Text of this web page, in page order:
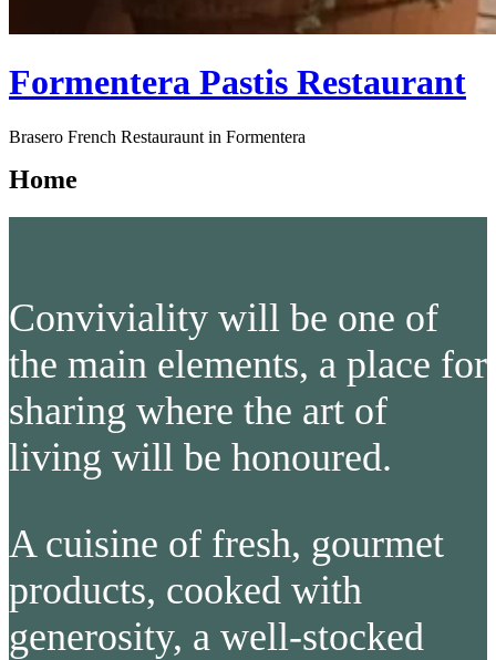
Formentera Pastis Restaurant
Brasero French Restauraunt in Formentera
Home
Conviviality will be one of
the main elements, a place for
sharing where the art of
living will be honoured.
A cuisine of fresh, gourmet
products, cooked with
generosity, a well-stocked